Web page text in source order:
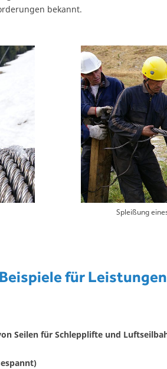
bekannt.
Spleißung
für
Seilen für Schlepplifte und